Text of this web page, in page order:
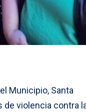
Municipio, Santa
violencia contra